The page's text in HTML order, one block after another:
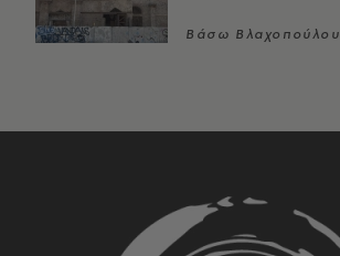
Βάσω Βλαχοπούλου